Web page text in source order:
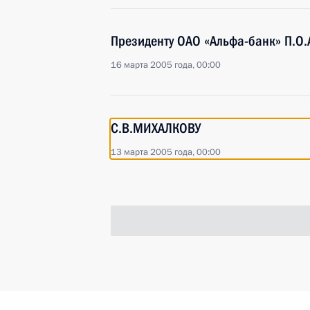
Президенту ОАО «Альфа-банк»
16 марта 2005 года, 00:00
С.В.МИХАЛКОВУ
13 марта 2005 года, 00:00